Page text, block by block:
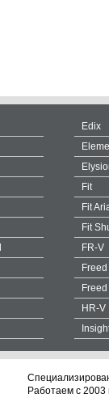
Edix
Fit
Fit
Fit
FR-V
Freed
HR-V
Работаем с 2003